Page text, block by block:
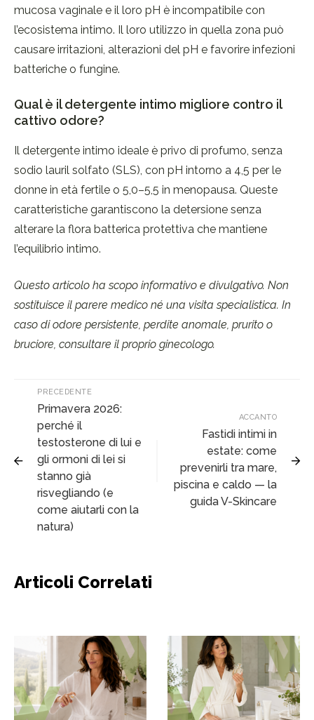
mucosa vaginale e il loro pH è incompatibile con
l’ecosistema intimo. Il loro utilizzo in quella zona può
causare irritazioni, alterazioni del pH e favorire infezioni
batteriche o fungine.
Qual è il detergente intimo migliore contro il
cattivo odore?
Il detergente intimo ideale è privo di profumo, senza
sodio lauril solfato (SLS), con pH intorno a 4,5 per le
donne in età fertile o 5,0–5,5 in menopausa. Queste
caratteristiche garantiscono la detersione senza
alterare la flora batterica protettiva che mantiene
l’equilibrio intimo.
Questo articolo ha scopo informativo e divulgativo. Non
sostituisce il parere medico né una visita specialistica. In
caso di odore persistente, perdite anomale, prurito o
bruciore, consultare il proprio ginecologo.
PRECEDENTE
Primavera 2026:
perché il
testosterone di lui e
gli ormoni di lei si
stanno già
risvegliando (e
come aiutarli con la
natura)
ACCANTO
Fastidi intimi in
estate: come
prevenirli tra mare,
piscina e caldo — la
guida V-Skincare
Articoli Correlati